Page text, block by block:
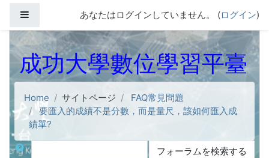
サイドパネルあなたはログインしていません。 (ログイン)
成功大學數位學習平臺
Home サイトページ
FAQ常見問題
要匯入的成績不是分數，而是量尺，該如何匯入成
績單?
検索
フォーラムを検索する